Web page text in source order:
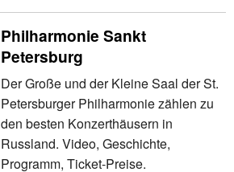
Philharmonie Sankt
Petersburg
Der Große und der Kleine Saal der St.
Petersburger Philharmonie zählen zu
den besten Konzerthäusern in
Russland. Video, Geschichte,
Programm, Ticket-Preise.